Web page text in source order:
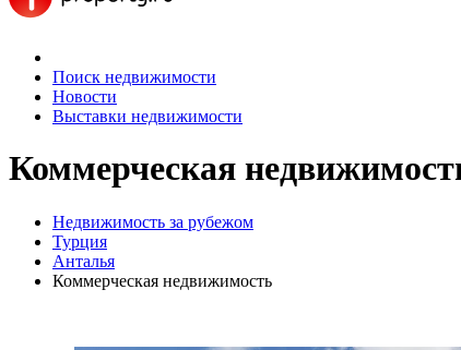
Поиск недвижимости
Новости
Выставки недвижимости
Коммерческая
Недвижимость за рубежом
Турция
Анталья
Коммерческая недвижимость